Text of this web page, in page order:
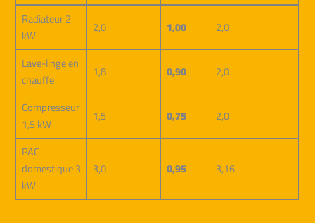
Radiateur 2
kW
2,0 1,00
2,0
Lave-linge en
chauffe
1,8 0,90
2,0
Compresseur
1,5 kW
1,5 0,75
2,0
PAC
domestique 3
kW
3,0 0,95 3,16